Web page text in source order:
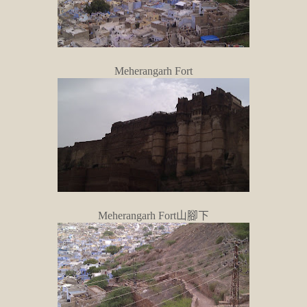
Meherangarh Fort
Meherangarh Fort山腳下